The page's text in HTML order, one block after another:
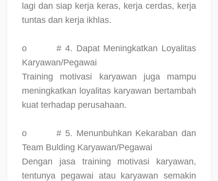
lagi dan siap kerja keras, kerja cerdas, kerja
tuntas dan kerja ikhlas.
o
# 4. Dapat Meningkatkan Loyalitas
Karyawan/Pegawai
Training motivasi karyawan juga mampu
meningkatkan loyalitas karyawan bertambah
kuat terhadap perusahaan.
o
# 5. Menunbuhkan Kekaraban dan
Team Bulding Karyawan/Pegawai
Dengan jasa training motivasi karyawan,
tentunya pegawai atau karyawan semakin